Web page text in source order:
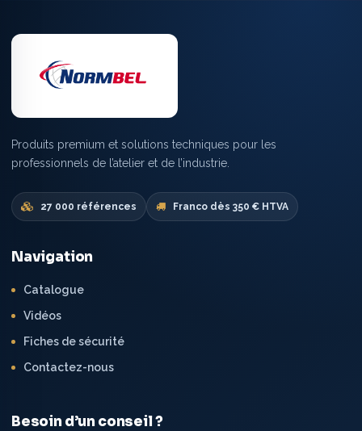
Produits premium et solutions techniques pour les
professionnels de l’atelier et de l’industrie.
27 000 références Franco dès 350 € HTVA
Navigation
Catalogue
Vidéos
Fiches de sécurité
Contactez-nous
Besoin d’un conseil ?